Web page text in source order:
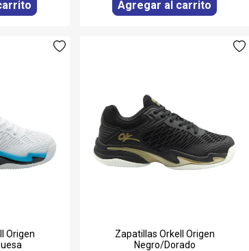
Agregar al carrito
Origen
Zapatillas Orkell Origen
Negro/Dorado